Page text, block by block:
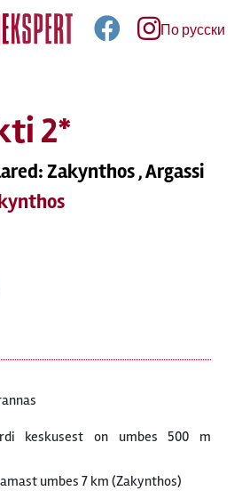
По русски
2*
Zakynthos , Argassi
keskusest on umbes 500 m
umbes 7 km (Zakynthos)